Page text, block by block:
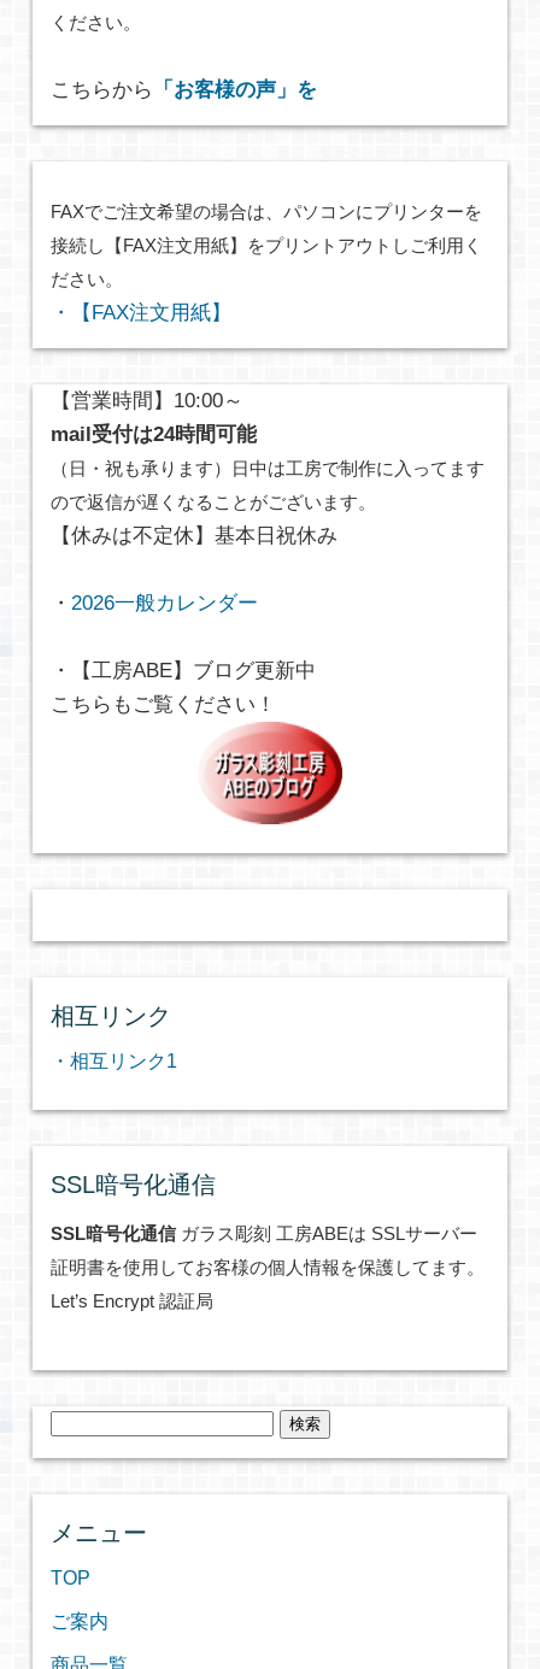
ください。
こちらから 「お客様の声」を
FAXでご注文希望の場合は、パソコンにプリンターを
接続し【FAX注文用紙】をプリントアウトしご利用く
ださい。
・【FAX注文用紙】
【営業時間】10:00～
mail受付は24時間可能
（日・祝も承ります）日中は工房で制作に入ってます
ので返信が遅くなることがございます。
【休みは不定休】基本日祝休み
・ 2026一般カレンダー
・【工房ABE】ブログ更新中
こちらもご覧ください！
相互リンク
・相互リンク1
SSL暗号化通信
SSL暗号化通信ガラス彫刻 工房ABEは SSLサーバー
証明書を使用してお客様の個人情報を保護してます。
Let’s Encrypt 認証局
索:
メニュー
TOP
ご案内
商品一覧